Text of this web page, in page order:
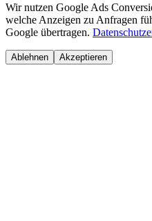
Wir nutzen Google Ads
welche Anzeigen zu Anfragen
Google übertragen.
Ablehnen Akzeptieren